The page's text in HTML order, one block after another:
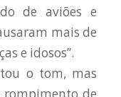
de aviões e
mais de
e idosos”.
o tom, mas
rompimento de